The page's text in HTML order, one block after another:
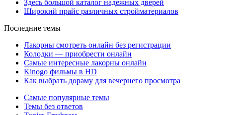
Здесь большой каталог надежных дверей
Широкий прайс различных стройматериалов
Последние темы
Лакорны смотреть онлайн без регистрации
Колодки — приобрести онлайн
Самые интересные лакорны онлайн
Kinogo фильмы в HD
Как выбрать дораму для вечернего просмотра
Самые популярные темы
Темы без ответов